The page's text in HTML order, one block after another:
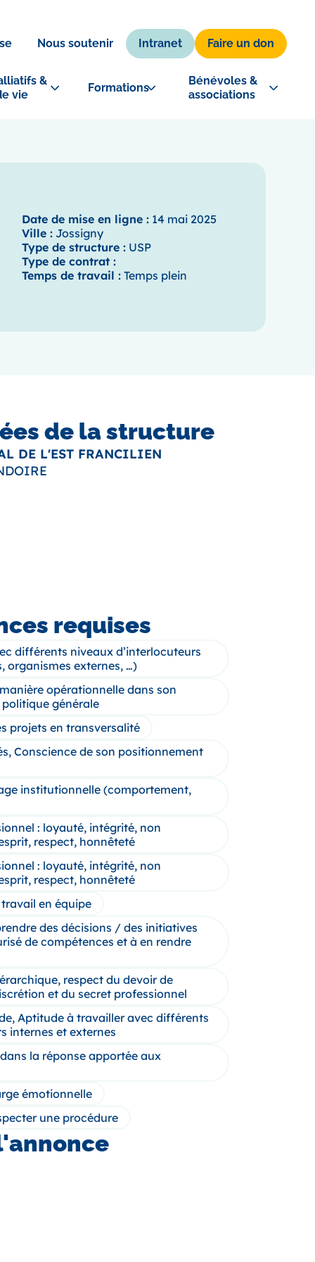
Nous soutenir Intranet Faire un don
&
vie
Formations
Bénévoles &
associations
Date de mise en ligne : 14 mai 2025
Ville : Jossigny
Type de structure : USP
Type de contrat :
Temps de travail : Temps plein
de la structure
DE L'EST FRANCILIEN
requises
différents niveaux d’interlocuteurs
organismes externes, …)
opérationnelle dans son
générale
projets en transversalité
Conscience de son positionnement
institutionnelle (comportement,
: loyauté, intégrité, non
respect, honnêteté
: loyauté, intégrité, non
respect, honnêteté
en équipe
des décisions / des initiatives
de compétences et à en rendre
respect du devoir de
et du secret professionnel
Aptitude à travailler avec différents
internes et externes
la réponse apportée aux
émotionnelle
une procédure